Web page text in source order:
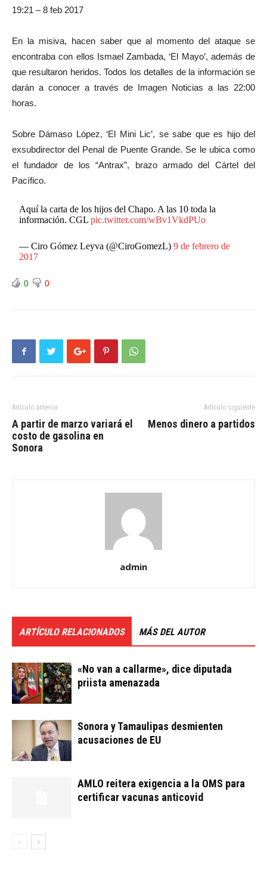
19:21 – 8 feb 2017
En la misiva, hacen saber que al momento del ataque se
encontraba con ellos Ismael Zambada, ‘El Mayo’, además de
que resultaron heridos. Todos los detalles de la información se
darán a conocer a través de Imagen Noticias a las 22:00
horas.
Sobre Dámaso López, ‘El Mini Lic’, se sabe que es hijo del
exsubdirector del Penal de Puente Grande. Se le ubica como
el fundador de los “Antrax”, brazo armado del Cártel del
Pacífico.
Aquí la carta de los hijos del Chapo. A las 10 toda la
información. CGLpic.twitter.com/wBv1VkdPUo
— Ciro Gómez Leyva (@CiroGomezL)9 de febrero de
2017
0 0
Artículo anterior
A partir de marzo variará el
costo de gasolina en
Sonora
Artículo siguiente
Menos dinero a partidos
admin
ARTÍCULO RELACIONADOS MÁS DEL AUTOR
«No van a callarme», dice diputada
priista amenazada
Sonora y Tamaulipas desmienten
acusaciones de EU
AMLO reitera exigencia a la OMS para
certificar vacunas anticovid